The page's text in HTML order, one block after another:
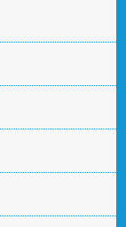
能性を守る塗装タ